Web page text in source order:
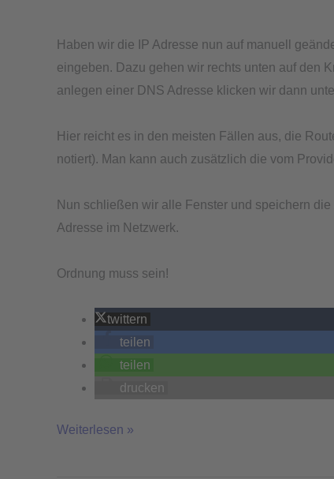
Haben wir die IP Adresse nun auf manuell
eingeben. Dazu gehen wir rechts unten auf den
anlegen einer DNS Adresse klicken wir dann
Hier reicht es in den meisten Fällen aus, die
notiert). Man kann auch zusätzlich die vom
Nun schließen wir alle Fenster und speichern
Adresse im Netzwerk.
Ordnung muss sein!
twittern
teilen
teilen
drucken
Weiterlesen »